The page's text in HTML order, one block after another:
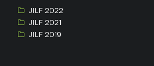
JILF 2022
JILF 2021
JILF 2019